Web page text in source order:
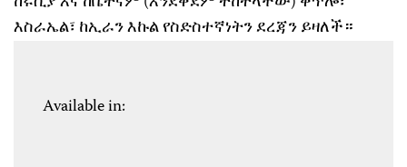
እስራኤል፣ ከኢራን እኩል የስድስተኛነትን ደረጃን ይዛለች።
Available in: